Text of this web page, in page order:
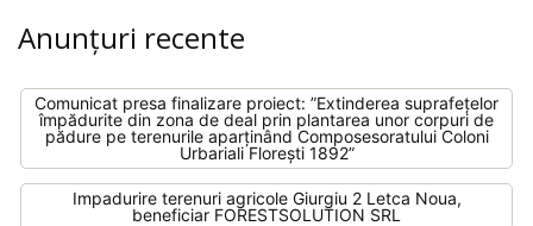
Anunțuri recente
Comunicat presa finalizare proiect: ”Extinderea suprafețelor
împădurite din zona de deal prin plantarea unor corpuri de
pădure pe terenurile aparținând Composesoratului Coloni
Urbariali Florești 1892”
Impadurire terenuri agricole Giurgiu 2 Letca Noua,
beneficiar FORESTSOLUTION SRL